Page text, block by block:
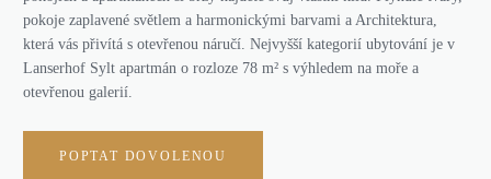
pokoje zaplavené světlem a harmonickými barvami a Architektura,
která vás přivítá s otevřenou náručí. Nejvyšší kategorií ubytování je v
Lanserhof Sylt apartmán o rozloze 78 m² s výhledem na moře a
otevřenou galerií.
POPTAT DOVOLENOU